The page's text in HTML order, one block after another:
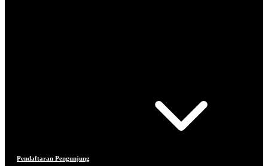
Pendaftaran Pengunjung